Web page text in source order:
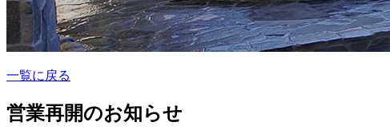
一覧に戻る
営業再開のお知らせ